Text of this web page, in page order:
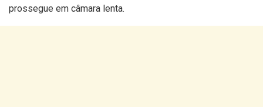
prossegue em câmara lenta.